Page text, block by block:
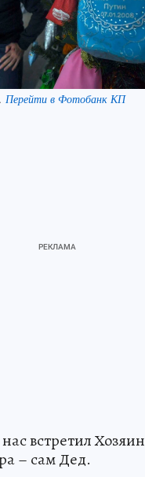
Перейти в Фотобанк КП
встретил Хозяин
– сам Дед.